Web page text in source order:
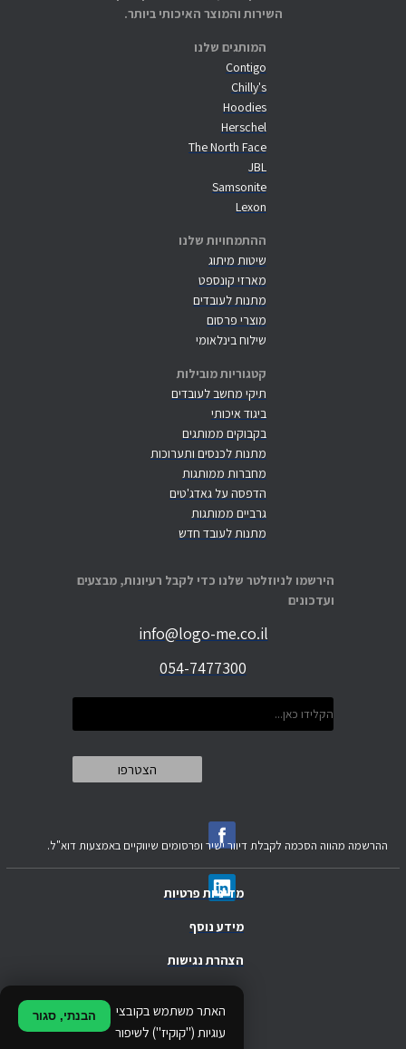
המותגים שלנו
Contigo
Chilly's
Hoodies
Herschel
The North Face
JBL
Samsonite
Lexon
ההתמחויות שלנו
שיטות מיתוג
מארזי קונספט
מתנות לעובדים
מוצרי פרסום
שילוח בינלאומי
קטגוריות מובילות
תיקי מחשב לעובדים
ביגוד איכותי
בקבוקים ממותגים
מתנות לכנסים ותערוכות
מחברות ממותגות
הדפסה על גאדג'טים
גרביים ממותגות
מתנות לעובד חדש
השירות והמוצר האיכותי ביותר.
הירשמו לניוזלטר שלנו כדי לקבל רעיונות, מבצעים
ועדכונים
info@logo-me.co.il
054-7477300
מדיניות פרטיות
האתר משתמש בקובצי
עוגיות ("קוקיז") לשיפור
הבנתי, סגור
מידע נוסף
הצהרת נגישות
ההרשמה מהווה הסכמה לקבלת דיוור ישיר ופרסומים שיווקיים באמצעות דוא"ל.